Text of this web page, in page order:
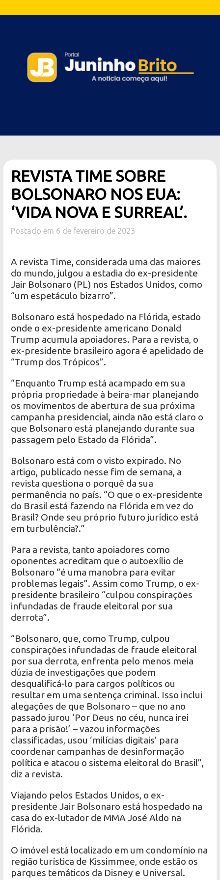
REVISTA TIME SOBRE
BOLSONARO NOS EUA:
‘VIDA NOVA E SURREAL’.
Postado em 6 de fevereiro de 2023
A revista Time, considerada uma das maiores
do mundo, julgou a estadia do ex-presidente
Jair Bolsonaro (PL) nos Estados Unidos, como
“um espetáculo bizarro”.
Bolsonaro está hospedado na Flórida, estado
onde o ex-presidente americano Donald
Trump acumula apoiadores. Para a revista, o
ex-presidente brasileiro agora é apelidado de
“Trump dos Trópicos”.
“Enquanto Trump está acampado em sua
própria propriedade à beira-mar planejando
os movimentos de abertura de sua próxima
campanha presidencial, ainda não está claro o
que Bolsonaro está planejando durante sua
passagem pelo Estado da Flórida”.
Bolsonaro está com o visto expirado. No
artigo, publicado nesse fim de semana, a
revista questiona o porquê da sua
permanência no país. “O que o ex-presidente
do Brasil está fazendo na Flórida em vez do
Brasil? Onde seu próprio futuro jurídico está
em turbulência?.”
Para a revista, tanto apoiadores como
oponentes acreditam que o autoexílio de
Bolsonaro “é uma manobra para evitar
problemas legais”. Assim como Trump, o ex-
presidente brasileiro “culpou conspirações
infundadas de fraude eleitoral por sua
derrota”.
“Bolsonaro, que, como Trump, culpou
conspirações infundadas de fraude eleitoral
por sua derrota, enfrenta pelo menos meia
dúzia de investigações que podem
desqualificá-lo para cargos políticos ou
resultar em uma sentença criminal. Isso inclui
alegações de que Bolsonaro – que no ano
passado jurou ‘Por Deus no céu, nunca irei
para a prisão!’ – vazou informações
classificadas, usou ‘milícias digitais’ para
coordenar campanhas de desinformação
política e atacou o sistema eleitoral do Brasil”,
diz a revista.
Viajando pelos Estados Unidos, o ex-
presidente Jair Bolsonaro está hospedado na
casa do ex-lutador de MMA José Aldo na
Flórida.
O imóvel está localizado em um condomínio na
região turística de Kissimmee, onde estão os
parques temáticos da Disney e Universal.